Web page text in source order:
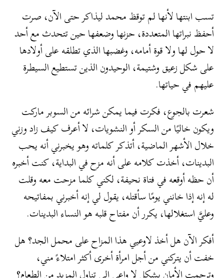
تسب ابنتها لأنها لم توقظ محمد ليذاكر حتى الآن، صرت
أحفظ نبراتها المتعددة، حزنها وضعفها حين تتحدث مع أحد
لا حول لها ولا قوة أمامه، وغضبها الذي تطلقه على أولادها
على شكل زعيق وشتيمة، الوحيدون الذين تستطيع السيطرة
عليهم في حياتها.
شعرت بالجوع، فكرت فيما يمكن شرائه من السوبر ماركت
ويكون خاليًا من السكر أو النشويات، لا أعرف كيف زاد وزني
خلال الأشهر الماضية، أتذكر كلماته وهو يخبرني أنه يحب
البدينات، أخذت كلامه على أنه مزح في البداية، كنت أخبره
أن حظه أوقعه في فتاة نحيفة، لكني كلما مزحت معه وقلت
له إنه إذا خانني يومًا سأقتله، يقول لي إنه أخبرني بمفاتيحه
وعليَّ استغلالها، يكرر أن مفتاح قلبه هو النساء البدينات.
أفكر الآن هل أخذ لاوعيي هذا المزاح على محمل الجد؟ هل
خفت أن يتركني من أجل امرأة أخرى أكثر امتلاءً مني،